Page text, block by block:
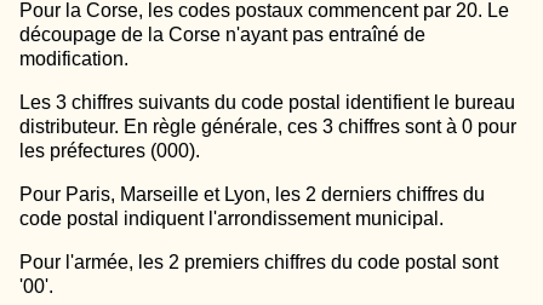
Pour la Corse, les codes postaux commencent par 20. Le
découpage de la Corse n'ayant pas entraîné de
modification.
Les 3 chiffres suivants du code postal identifient le bureau
distributeur. En règle générale, ces 3 chiffres sont à 0 pour
les préfectures (000).
Pour Paris, Marseille et Lyon, les 2 derniers chiffres du
code postal indiquent l'arrondissement municipal.
Pour l'armée, les 2 premiers chiffres du code postal sont
'00'.